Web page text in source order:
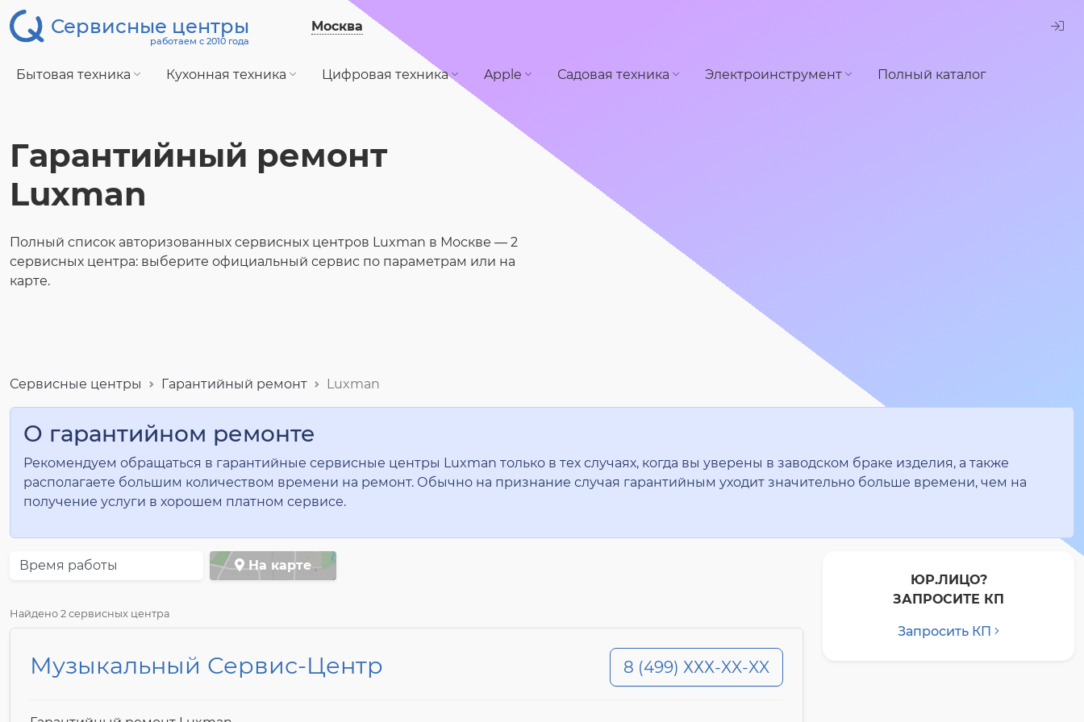
Сервисные центры
работаем с 2010 года
Москва
Бытовая техника Кухонная техника Цифровая техника Apple Садовая техника Электроинструмент Полный каталог
Гарантийный ремонт
Luxman
Полный список авторизованных сервисных центров Luxman в Москве — 2
сервисных центра: выберите официальный сервис по параметрам или на
карте.
Сервисные центры Гарантийный ремонт Luxman
О гарантийном ремонте
Рекомендуем обращаться в гарантийные сервисные центры Luxman только в тех случаях, когда вы уверены в заводском браке изделия, а также
располагаете большим количеством времени на ремонт. Обычно на признание случая гарантийным уходит значительно больше времени, чем на
получение услуги в хорошем платном сервисе.
Время работы На карте
Найдено 2 сервисных центра
Музыкальный Сервис-Центр 8 (499) ХХХ-XX-XX
ЮР.ЛИЦО?
ЗАПРОСИТЕ КП
Запросить КП